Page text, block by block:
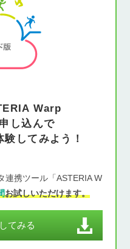
Warp
し込んで
してみよう！
連携ツール「ASTERIA W
お試しいただけます。
てみる